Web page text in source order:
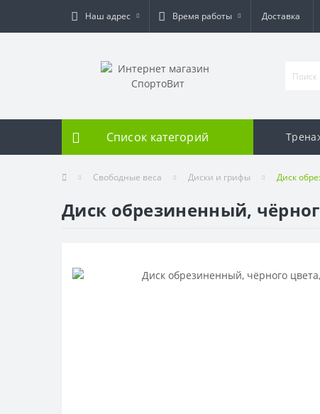
Наш адрес Время работы Доставка
Список категорий
Свободные веса Диски и грифы Диск
Диск обрезиненный,